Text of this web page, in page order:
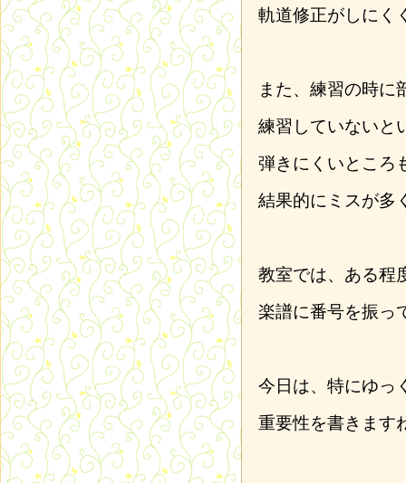
軌道修正がしにく
また、練習の時に
練習していないと
弾きにくいところ
結果的にミスが多
教室では、ある程
楽譜に番号を振っ
今日は、特にゆっ
重要性を書きます